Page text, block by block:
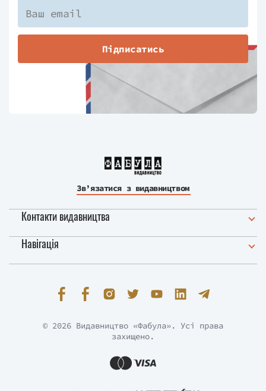
Підписатись
Зв’язатися з видавництвом
Контакти видавництва
Навігація
© 2026 Видавництво «Фабула». Усі права
захищено.